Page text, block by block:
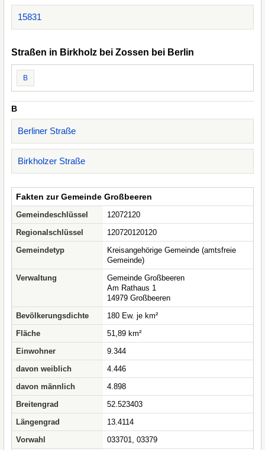
15831
Straßen in Birkholz bei Zossen bei Berlin
B
B
Berliner Straße
Birkholzer Straße
Fakten zur Gemeinde Großbeeren
Gemeindeschlüssel
12072120
Regionalschlüssel
120720120120
Gemeindetyp
Kreisangehörige Gemeinde (amtsfreie
Gemeinde)
Verwaltung
Gemeinde Großbeeren
Am Rathaus 1
14979 Großbeeren
Bevölkerungsdichte
180 Ew. je km²
Fläche
51,89 km²
Einwohner
9.344
davon weiblich
4.446
davon männlich
4.898
Breitengrad
52.523403
Längengrad
13.4114
Vorwahl
033701, 03379